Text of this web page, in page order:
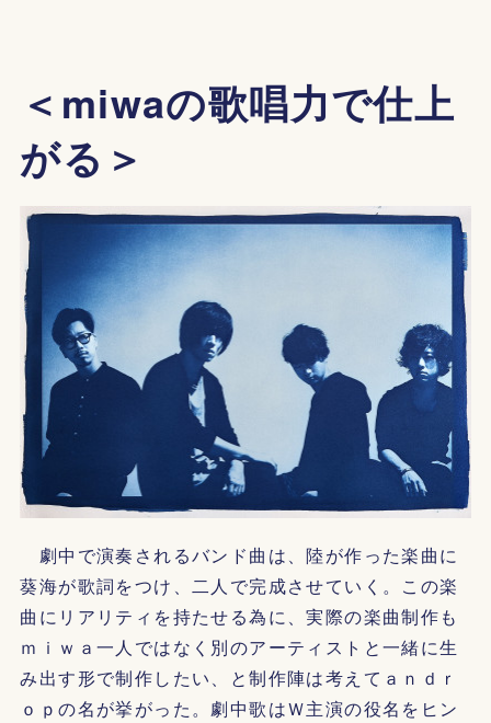
＜miwaの歌唱力で仕上
がる＞
劇中で演奏されるバンド曲は、陸が作った楽曲に
葵海が歌詞をつけ、二人で完成させていく。この楽
曲にリアリティを持たせる為に、実際の楽曲制作も
ｍｉｗａ一人ではなく別のアーティストと一緒に生
み出す形で制作したい、と制作陣は考えてａｎｄｒ
ｏｐの名が挙がった。劇中歌はＷ主演の役名をヒン